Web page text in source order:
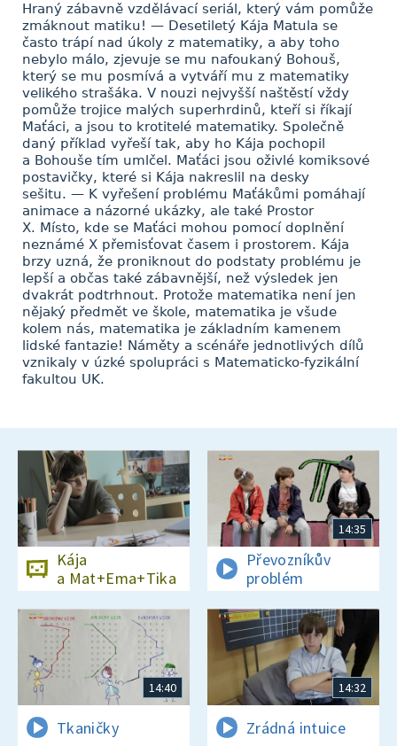
Hraný zábavně vzdělávací seriál, který vám pomůže
zmáknout matiku! — Desetiletý Kája Matula se
často trápí nad úkoly z matematiky, a aby toho
nebylo málo, zjevuje se mu nafoukaný Bohouš,
který se mu posmívá a vytváří mu z matematiky
velikého strašáka. V nouzi nejvyšší naštěstí vždy
pomůže trojice malých superhrdinů, kteří si říkají
Maťáci, a jsou to krotitelé matematiky. Společně
daný příklad vyřeší tak, aby ho Kája pochopil
a Bohouše tím umlčel. Maťáci jsou oživlé komiksové
postavičky, které si Kája nakreslil na desky
sešitu. — K vyřešení problému Maťákůmi pomáhají
animace a názorné ukázky, ale také Prostor
X. Místo, kde se Maťáci mohou pomocí doplnění
neznámé X přemisťovat časem i prostorem. Kája
brzy uzná, že proniknout do podstaty problému je
lepší a občas také zábavnější, než výsledek jen
dvakrát podtrhnout. Protože matematika není jen
nějaký předmět ve škole, matematika je všude
kolem nás, matematika je základním kamenem
lidské fantazie! Náměty a scénáře jednotlivých dílů
vznikaly v úzké spolupráci s Matematicko-fyzikální
fakultou UK.
Kája
a Mat+Ema+Tika
14:35
Převozníkův
problém
14:40
Tkaničky
14:32
Zrádná intuice